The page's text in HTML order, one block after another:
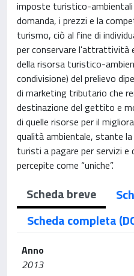
imposte turistico-
domanda, i prezzi e la
turismo, ciò al fine di
per conservare l'attrattività
della risorsa turistico-
condivisione) del prelievo
di marketing tributario che
destinazione del gettito e
di quelle risorse per il
qualità ambientale, stante
turisti a pagare per servizi e
percepite come “uniche”.
Scheda breve
Scheda completa
Anno
2013